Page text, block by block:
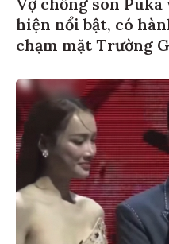
hiện nổi bật, có
chạm mặt Trường